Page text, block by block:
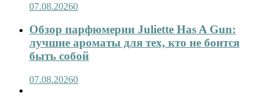
07.08.20260
Обзор парфюмерии Juliette Has A Gun:
лучшие ароматы для тех, кто не боится
быть собой
07.08.20260